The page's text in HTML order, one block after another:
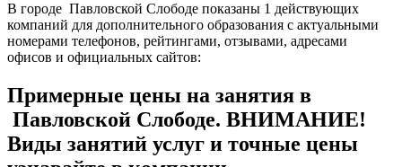
В городе Павловской Слободе показаны 1 действующих
компаний для дополнительного образования с актуальными
номерами телефонов, рейтингами, отзывами, адресами
офисов и официальных сайтов:
Примерные цены на занятия в
Павловской Слободе. ВНИМАНИЕ!
Виды занятий услуг и точные цены